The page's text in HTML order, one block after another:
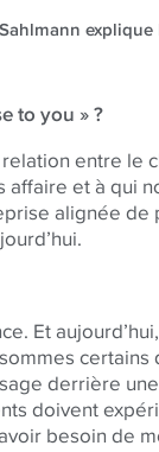
to you » ?
relation entre le
et à qui
alignée de
Et
certains
derrière
doivent
besoin de